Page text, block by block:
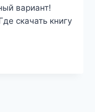
вариант!
скачать книгу